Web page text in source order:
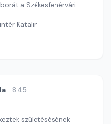
a Székesfehérvári
Katalin
8:45
születésésének